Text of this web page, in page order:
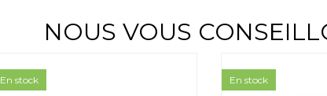
NOUS VOUS
En stock En stock